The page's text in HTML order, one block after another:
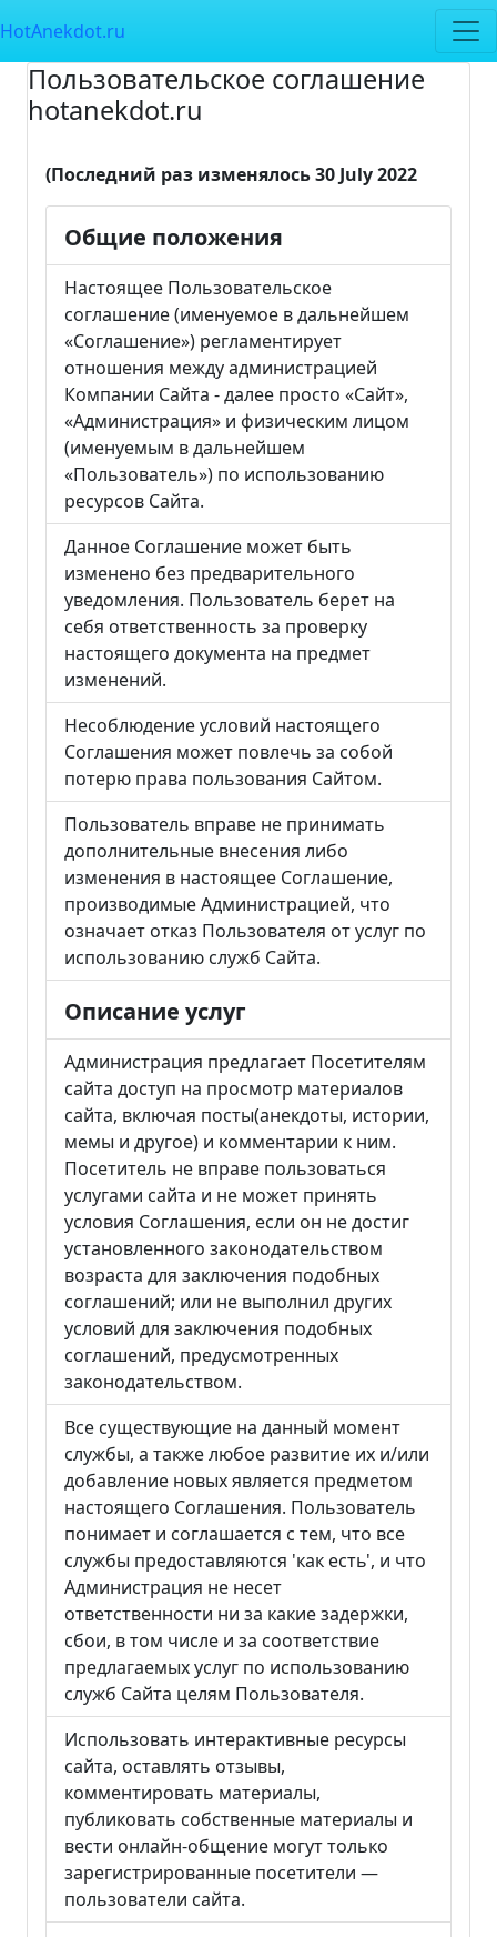
HotAnekdot.ru
Пользовательское соглашение
hotanekdot.ru
(Последний раз изменялось 30 July 2022
Общие положения
Настоящее Пользовательское
соглашение (именуемое в дальнейшем
«Соглашение») регламентирует
отношения между администрацией
Компании Сайта - далее просто «Сайт»,
«Администрация» и физическим лицом
(именуемым в дальнейшем
«Пользователь») по использованию
ресурсов Сайта.
Данное Соглашение может быть
изменено без предварительного
уведомления. Пользователь берет на
себя ответственность за проверку
настоящего документа на предмет
изменений.
Несоблюдение условий настоящего
Соглашения может повлечь за собой
потерю права пользования Сайтом.
Пользователь вправе не принимать
дополнительные внесения либо
изменения в настоящее Соглашение,
производимые Администрацией, что
означает отказ Пользователя от услуг по
использованию служб Сайта.
Описание услуг
Администрация предлагает Посетителям
сайта доступ на просмотр материалов
сайта, включая посты(анекдоты, истории,
мемы и другое) и комментарии к ним.
Посетитель не вправе пользоваться
услугами сайта и не может принять
условия Соглашения, если он не достиг
установленного законодательством
возраста для заключения подобных
соглашений; или не выполнил других
условий для заключения подобных
соглашений, предусмотренных
законодательством.
Все существующие на данный момент
службы, а также любое развитие их и/или
добавление новых является предметом
настоящего Соглашения. Пользователь
понимает и соглашается с тем, что все
службы предоставляются 'как есть', и что
Администрация не несет
ответственности ни за какие задержки,
сбои, в том числе и за соответствие
предлагаемых услуг по использованию
служб Сайта целям Пользователя.
Использовать интерактивные ресурсы
сайта, оставлять отзывы,
комментировать материалы,
публиковать собственные материалы и
вести онлайн-общение могут только
зарегистрированные посетители —
пользователи сайта.